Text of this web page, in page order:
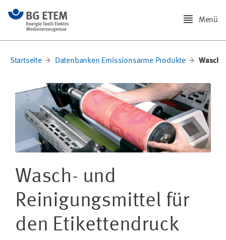
Menü
Startseite Datenbanken Emissionsarme Produkte
Wasch- und
Reinigungsmittel für
den Etikettendruck